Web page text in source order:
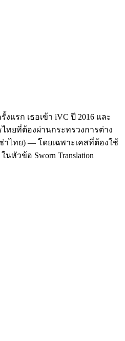
แรก เธอเข้า iVC ปี 2016 และ
ทยที่ต้องผ่านกระทรวงการต่าง
าไทย) — โดยเฉพาะเคสที่ต้องใช้
นหัวข้อ Sworn Translation